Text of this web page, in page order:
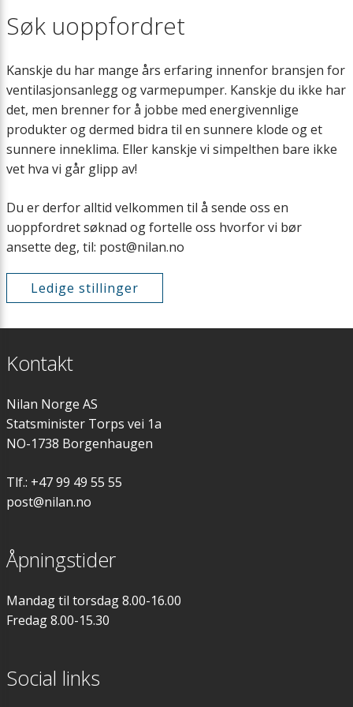
Ettervarmebatteri
Filtre
EL-forvarmebatteri
Luftfordeling
Stengespjeld
Monteringsbeslag
Forhøyningssokkel
Vannlås
Varmekabel
Heatpipe
Søk uoppfordret
Kanskje du har mange års erfaring innenfor bransjen for
ventilasjonsanlegg og varmepumper. Kanskje du ikke har
det, men brenner for å jobbe med energivennlige
produkter og dermed bidra til en sunnere klode og et
sunnere inneklima. Eller kanskje vi simpelthen bare ikke
vet hva vi går glipp av!
Du er derfor alltid velkommen til å sende oss en
uoppfordret søknad og fortelle oss hvorfor vi bør
ansette deg, til: post@nilan.no
Ledige stillinger
Kontakt
Nilan Norge AS
Statsminister Torps vei 1a
NO-1738 Borgenhaugen
Tlf.: +47 99 49 55 55
post@nilan.no
Åpningstider
Mandag til torsdag 8.00-16.00
Fredag 8.00-15.30
Social links